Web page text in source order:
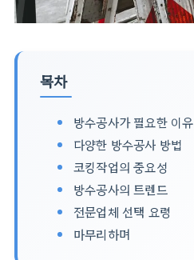
목차
방수공사가 필요한 이유
다양한 방수공사 방법
코킹작업의 중요성
방수공사의 트렌드
전문업체 선택 요령
마무리하며